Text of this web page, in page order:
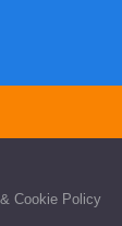
Cookie Policy